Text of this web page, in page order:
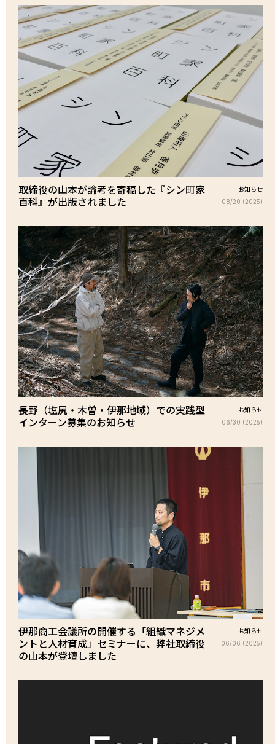
取締役の山本が論考を寄稿した『シン町家
百科』が出版されました
お知らせ
08/20 (2025)
長野（塩尻・木曽・伊那地域）での実践型
インターン募集のお知らせ
お知らせ
06/30 (2025)
伊那商工会議所の開催する「組織マネジメ
ントと人材育成」セミナーに、弊社取締役
の山本が登壇しました
お知らせ
06/06 (2025)